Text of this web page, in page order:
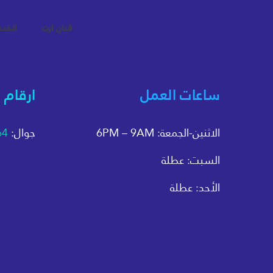
فنان ارت
جوال:
ساعات العمل
الاثنين-الجمعة: 6PM – 9AM
السبت: عطلة
الأحد: عطلة